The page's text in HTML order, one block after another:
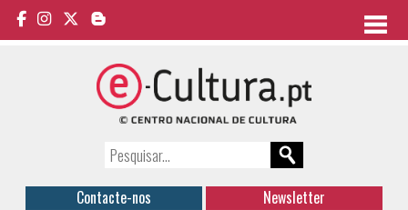
Contacte-nos Newsletter